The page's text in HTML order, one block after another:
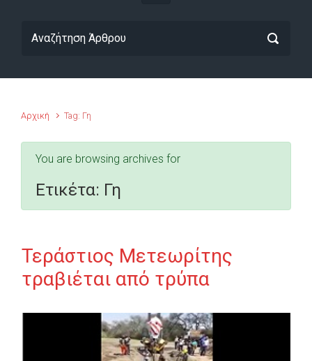
Αρχική Tag: Γη
You are browsing archives for
Ετικέτα: Γη
Τεράστιος Μετεωρίτης
τραβιέται από τρύπα